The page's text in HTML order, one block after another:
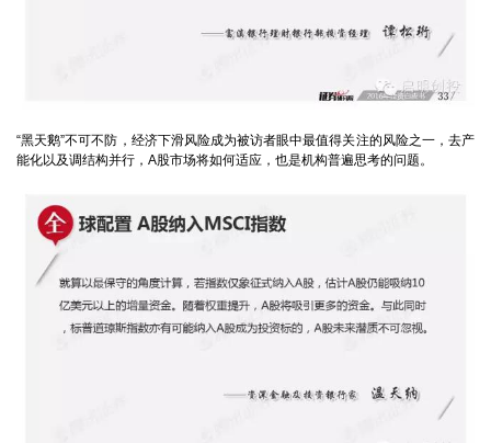
“黑天鹅”不可不防，经济下滑风险成为被访者眼中最值得关注的风险之一，去产
能化以及调结构并行，A股市场将如何适应，也是机构普遍思考的问题。